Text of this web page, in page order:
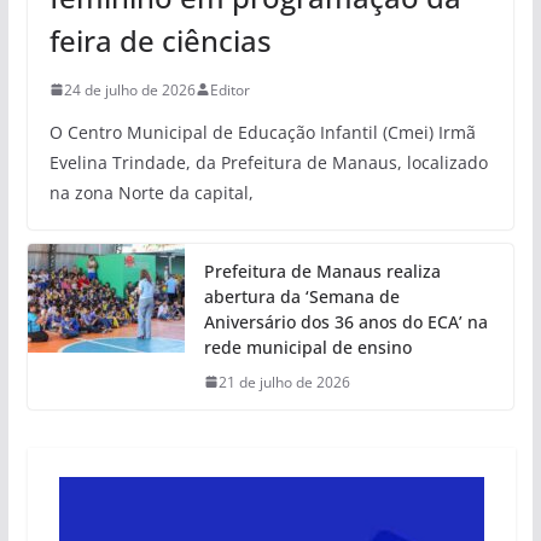
feira de ciências
24 de julho de 2026 Editor
O Centro Municipal de Educação Infantil (Cmei) Irmã
Evelina Trindade, da Prefeitura de Manaus, localizado
na zona Norte da capital,
Prefeitura de Manaus realiza
abertura da ‘Semana de
Aniversário dos 36 anos do ECA’ na
rede municipal de ensino
21 de julho de 2026